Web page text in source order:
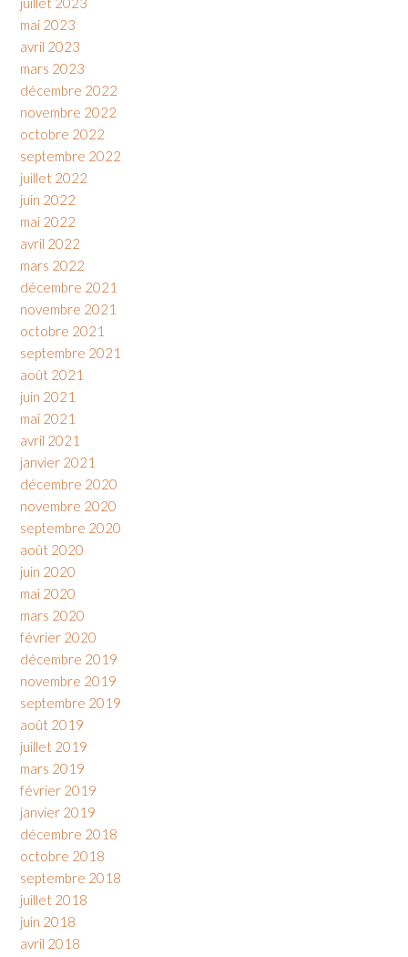
mai 2023
avril 2023
mars 2023
décembre 2022
novembre 2022
octobre 2022
septembre 2022
juillet 2022
juin 2022
mai 2022
avril 2022
mars 2022
décembre 2021
novembre 2021
octobre 2021
septembre 2021
août 2021
juin 2021
mai 2021
avril 2021
janvier 2021
décembre 2020
novembre 2020
septembre 2020
août 2020
juin 2020
mai 2020
mars 2020
février 2020
décembre 2019
novembre 2019
septembre 2019
août 2019
juillet 2019
mars 2019
février 2019
janvier 2019
décembre 2018
octobre 2018
septembre 2018
juillet 2018
juin 2018
avril 2018